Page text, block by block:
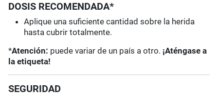
DOSIS RECOMENDADA*
Aplique una suficiente cantidad sobre la herida
hasta cubrir totalmente.
*Atención: puede variar de un país a otro. ¡Aténgase a
la etiqueta!
SEGURIDAD